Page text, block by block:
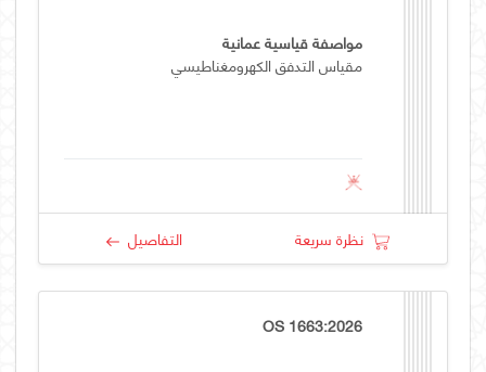
مواصفة قياسية عمانية
مقياس التدفق الكهرومغناطيسي
نظرة سريعة التفاصيل
OS 1663:2026